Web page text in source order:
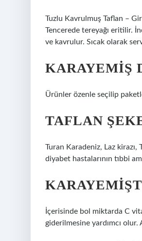
Tuzlu Kavrulmuş Taflan –
Tencerede tereyağı eritilir.
ve kavrulur. Sıcak olarak
KARAYEMIŞ
Ürünler özenle seçilip
TAFLAN
Turan Karadeniz, Laz
diyabet hastalarının tıbbi
İçerisinde bol miktarda C
giderilmesine yardımcı olur.